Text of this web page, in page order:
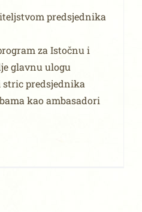
predsjednika
za Istočnu i
glavnu ulogu
stric predsjednika
kao ambasadori